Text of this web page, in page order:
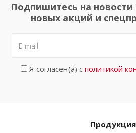
Подпишитесь на новости
новых акций и
Я согласен(а) с политикой
Продукция